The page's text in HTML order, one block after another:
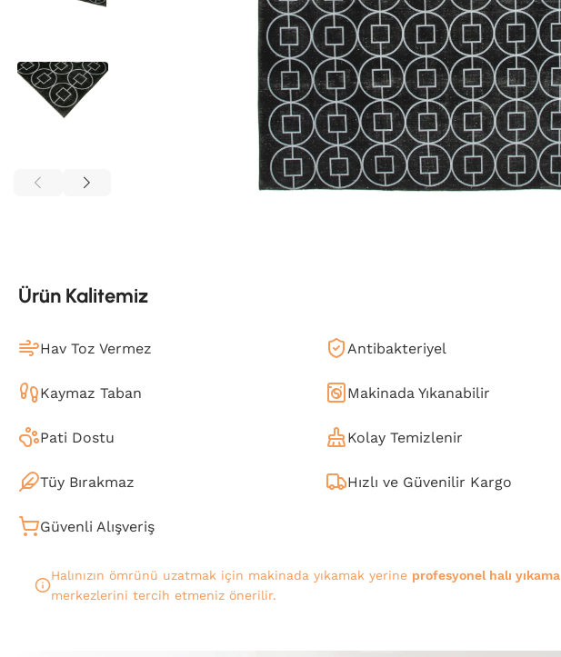
Ürün Kalitemiz
Hav Toz Vermez Antibakteriyel
Kaymaz Taban Makinada Yıkanabilir
Pati Dostu Kolay Temizlenir
Tüy Bırakmaz Hızlı ve Güvenilir Kargo
Güvenli Alışveriş
Halınızın ömrünü uzatmak için makinada yıkamak yerine profesyonel halı yıkama
merkezlerini tercih etmeniz önerilir.